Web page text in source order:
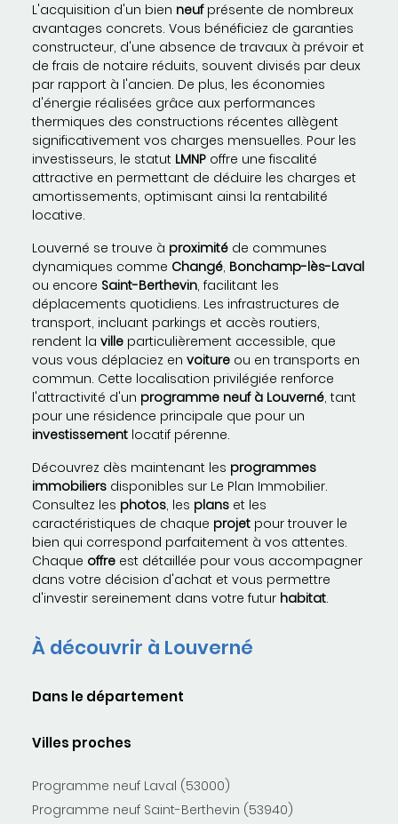
L'acquisition d'un bien neufprésente de nombreux
avantages concrets. Vous bénéficiez de garanties
constructeur, d'une absence de travaux à prévoir et
de frais de notaire réduits, souvent divisés par deux
par rapport à l'ancien. De plus, les économies
d'énergie réalisées grâce aux performances
thermiques des constructions récentes allègent
significativement vos charges mensuelles. Pour les
investisseurs, le statut LMNP offre une fiscalité
attractive en permettant de déduire les charges et
amortissements, optimisant ainsi la rentabilité
locative.
Louverné se trouve à proximité de communes
dynamiques comme Changé, Bonchamp-lès-Laval
ou encore Saint-Berthevin, facilitant les
déplacements quotidiens. Les infrastructures de
transport, incluant parkings et accès routiers,
rendent la ville particulièrement accessible, que
vous vous déplaciez en voiture ou en transports en
commun. Cette localisation privilégiée renforce
l'attractivité d'un programme neuf à Louverné, tant
pour une résidence principale que pour un
investissement locatif pérenne.
Découvrez dès maintenant les programmes
immobiliers disponibles sur Le Plan Immobilier.
Consultez les photos, les plans et les
caractéristiques de chaque projet pour trouver le
bien qui correspond parfaitement à vos attentes.
Chaque offre est détaillée pour vous accompagner
dans votre décision d'achat et vous permettre
d'investir sereinement dans votre futur habitat.
À découvrir à Louverné
Dans le département
Villes proches
Programme neuf Laval (53000)
Programme neuf Saint-Berthevin (53940)